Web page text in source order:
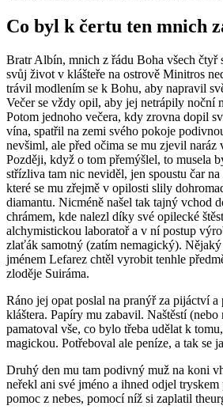
Co byl k čertu ten mnich
Bratr Albín, mnich z řádu Boha všech čtyř
svůj život v klášteře na ostrově Minitros
trávil modlením se k Bohu, aby napravil
Večer se vždy opil, aby jej netrápily noční
Potom jednoho večera, kdy zrovna dopil
vína, spatřil na zemi svého pokoje
nevšiml, ale před očima se mu zjevil naráz
Později, když o tom přemýšlel, to musela
střízliva tam nic neviděl, jen spoustu čar
které se mu zřejmě v opilosti slily
diamantu. Nicméně našel tak tajný vchod
chrámem, kde nalezl díky své opilecké
alchymistickou laboratoř a v ní postup
zlaťák samotný (zatím nemagický).
jménem Lefarez chtěl vyrobit tenhle
zloděje Suiráma.
Ráno jej opat poslal na pranýř za pijáctví
kláštera. Papíry mu zabavil. Naštěstí (nebo
pamatoval vše, co bylo třeba udělat k
magickou. Potřeboval ale peníze, a tak se
Druhý den mu tam podivný muž na koni
neřekl ani své jméno a ihned odjel
pomoc z nebes, pomocí níž si zaplatil